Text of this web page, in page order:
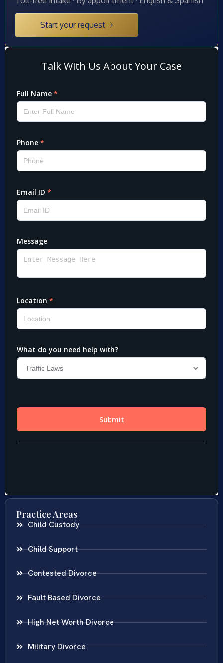
Start your request
Practice Areas
Child Custody
Child Support
Contested Divorce
Fault Based Divorce
High Net Worth Divorce
Military Divorce